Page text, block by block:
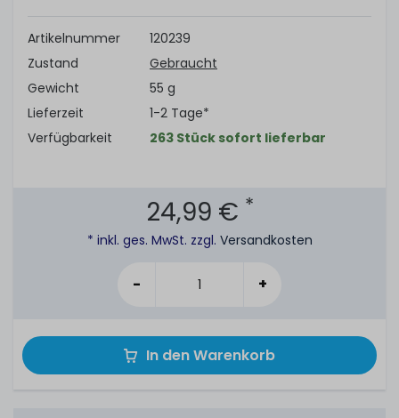
Artikelnummer
120239
Zustand
Gebraucht
Gewicht
55 g
Lieferzeit
1-2 Tage*
Verfügbarkeit
263 Stück sofort lieferbar
24,99 € *
* inkl. ges. MwSt. zzgl. Versandkosten
- +
In den Warenkorb